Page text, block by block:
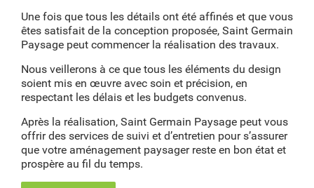
Une fois que tous les détails ont été affinés et que vous
êtes satisfait de la conception proposée, Saint Germain
Paysage peut commencer la réalisation des travaux.
Nous veillerons à ce que tous les éléments du design
soient mis en œuvre avec soin et précision, en
respectant les délais et les budgets convenus.
Après la réalisation, Saint Germain Paysage peut vous
offrir des services de suivi et d’entretien pour s’assurer
que votre aménagement paysager reste en bon état et
prospère au fil du temps.